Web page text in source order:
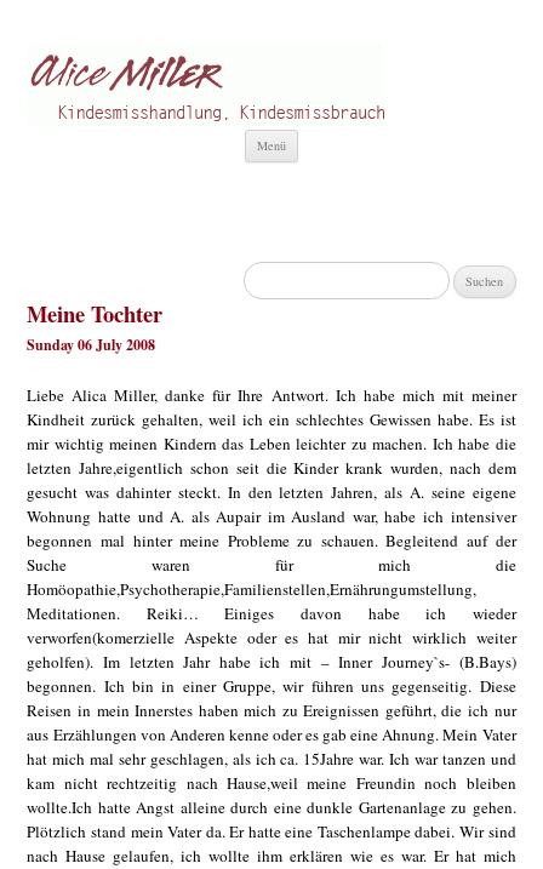
Menü
Suchen
nach:
Meine Tochter
Sunday 06 July 2008
Liebe Alica Miller, danke für Ihre Antwort. Ich habe mich mit meiner
Kindheit zurück gehalten, weil ich ein schlechtes Gewissen habe. Es ist
mir wichtig meinen Kindern das Leben leichter zu machen. Ich habe die
letzten Jahre,eigentlich schon seit die Kinder krank wurden, nach dem
gesucht was dahinter steckt. In den letzten Jahren, als A. seine eigene
Wohnung hatte und A. als Aupair im Ausland war, habe ich intensiver
begonnen mal hinter meine Probleme zu schauen. Begleitend auf der
Suche waren für mich die
Homöopathie,Psychotherapie,Familienstellen,Ernährungumstellung,
Meditationen. Reiki… Einiges davon habe ich wieder
verworfen(komerzielle Aspekte oder es hat mir nicht wirklich weiter
geholfen). Im letzten Jahr habe ich mit – Inner Journey`s- (B.Bays)
begonnen. Ich bin in einer Gruppe, wir führen uns gegenseitig. Diese
Reisen in mein Innerstes haben mich zu Ereignissen geführt, die ich nur
aus Erzählungen von Anderen kenne oder es gab eine Ahnung. Mein Vater
hat mich mal sehr geschlagen, als ich ca. 15Jahre war. Ich war tanzen und
kam nicht rechtzeitig nach Hause,weil meine Freundin noch bleiben
wollte.Ich hatte Angst alleine durch eine dunkle Gartenanlage zu gehen.
Plötzlich stand mein Vater da. Er hatte eine Taschenlampe dabei. Wir sind
nach Hause gelaufen, ich wollte ihm erklären wie es war. Er hat mich